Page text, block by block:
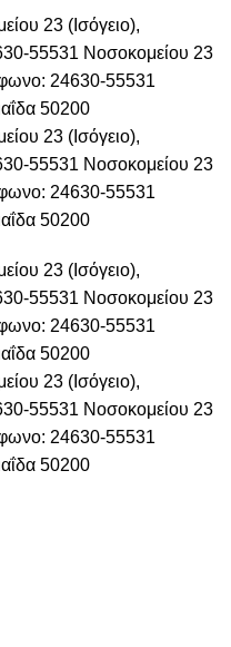
23 (Ισόγειο),
55531 Νοσοκομείου 23
24630-55531
50200
23 (Ισόγειο),
55531 Νοσοκομείου 23
24630-55531
50200
23 (Ισόγειο),
55531 Νοσοκομείου 23
24630-55531
50200
23 (Ισόγειο),
55531 Νοσοκομείου 23
24630-55531
50200